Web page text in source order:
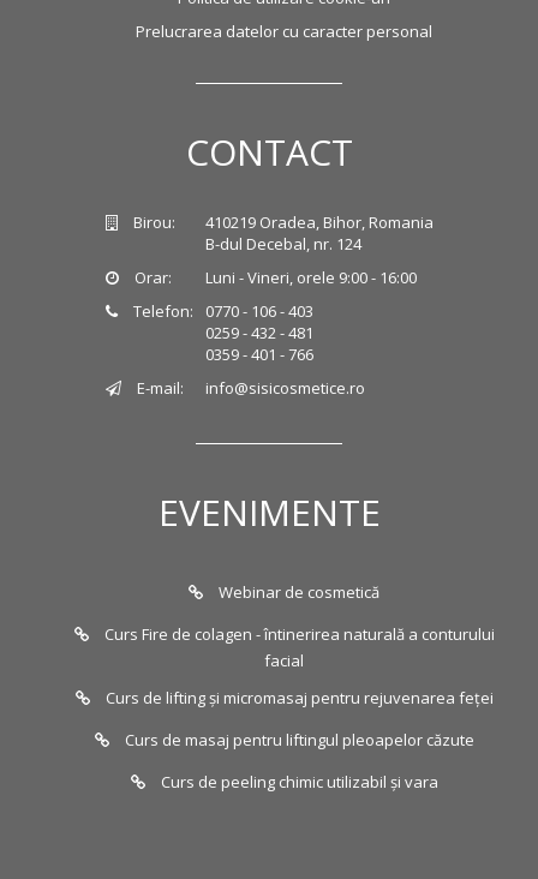
Prelucrarea datelor cu caracter personal
CONTACT
Birou:
410219 Oradea, Bihor, Romania
B-dul Decebal, nr. 124
Orar:
Luni - Vineri, orele 9:00 - 16:00
Telefon:
0770 - 106 - 403
0259 - 432 - 481
0359 - 401 - 766
E-mail:
info@sisicosmetice.ro
EVENIMENTE
Webinar de cosmetică
Curs Fire de colagen - întinerirea naturală a conturului
facial
Curs de lifting și micromasaj pentru rejuvenarea feței
Curs de masaj pentru liftingul pleoapelor căzute
Curs de peeling chimic utilizabil și vara